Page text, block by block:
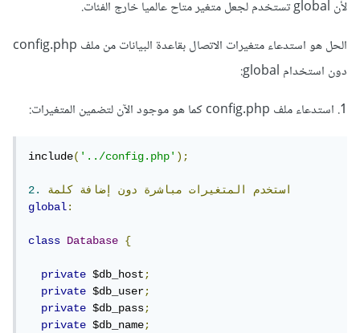
لأن global تستخدم لجعل متغير متاح عالميا خارج الفئات.
الحل هو استدعاء متغيرات الاتصال بقاعدة البيانات من ملف config.php
دون استخدام global:
1. استدعاء ملف config.php كما هو موجود الآن لتضمين المتغيرات:
include('../config.php');
2. استخدم المتغيرات مباشرة دون إضافة
كلمة
global:
class Database {
private $db_host;
private $db_user;
private $db_pass;
private $db_name;